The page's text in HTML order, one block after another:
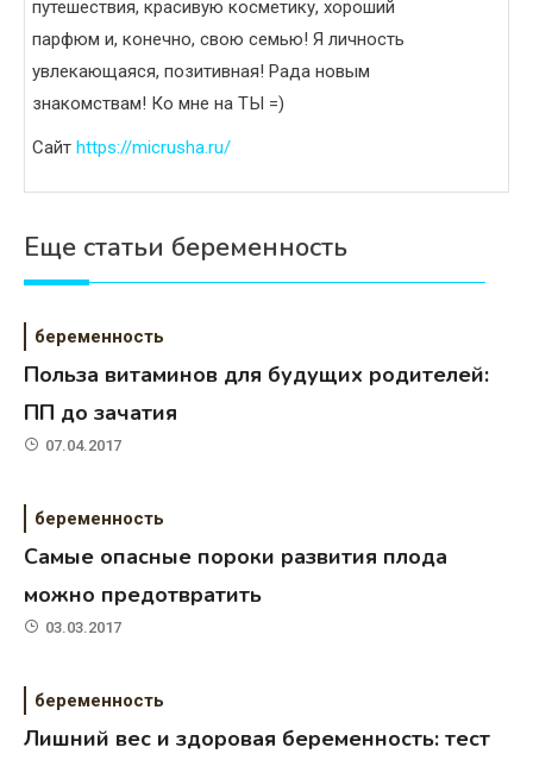
путешествия, красивую косметику, хороший
парфюм и, конечно, свою семью! Я личность
увлекающаяся, позитивная! Рада новым
знакомствам! Ко мне на ТЫ =)
Сайт https://micrusha.ru/
Еще статьи беременность
беременность
Польза витаминов для будущих родителей:
ПП до зачатия
07.04.2017
беременность
Самые опасные пороки развития плода
можно предотвратить
03.03.2017
беременность
Лишний вес и здоровая беременность: тест